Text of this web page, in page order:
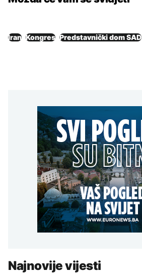
Iran Kongres Predstavnički dom SAD
Najnovije vijesti